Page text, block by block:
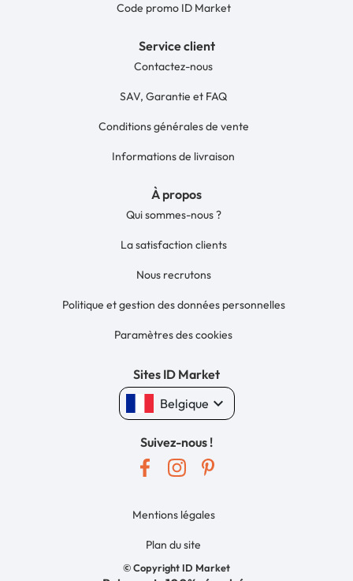
Code promo ID Market
Service client
Contactez-nous
SAV, Garantie et FAQ
Conditions générales de vente
Informations de livraison
À propos
Qui sommes-nous ?
La satisfaction clients
Nous recrutons
Politique et gestion des données personnelles
Paramètres des cookies
Sites ID Market
Belgique keyboard_arrow_down
Suivez-nous !
© Copyright ID Market
Mentions légales
Plan du site